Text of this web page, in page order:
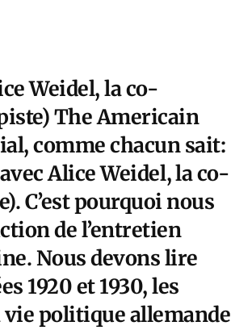
Weidel, la co-
The Americain
comme chacun sait:
Alice Weidel, la co-
C’est pourquoi nous
de l’entretien
Nous devons lire
1920 et 1930, les
politique allemande